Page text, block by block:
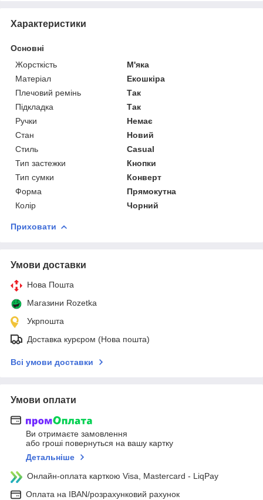
Характеристики
Основні
Жорсткість
М'яка
Матеріал
Екошкіра
Плечовий ремінь
Так
Підкладка
Так
Ручки
Немає
Стан
Новий
Стиль
Casual
Тип застежки
Кнопки
Тип сумки
Конверт
Форма
Прямокутна
Колір
Чорний
Приховати
Умови доставки
Нова Пошта
Магазини Rozetka
Укрпошта
Доставка курєром (Нова пошта)
Всі умови доставки
Умови оплати
Ви отримаєте замовлення
або гроші повернуться на вашу картку
Детальніше
Онлайн-оплата карткою Visa, Mastercard - LiqPay
Оплата на IBAN/розрахунковий рахунок